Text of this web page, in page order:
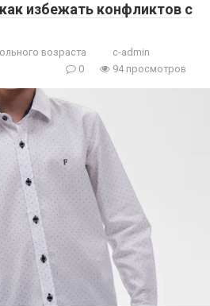
избежать конфликтов с
возраста
c-admin
0
94 просмотров